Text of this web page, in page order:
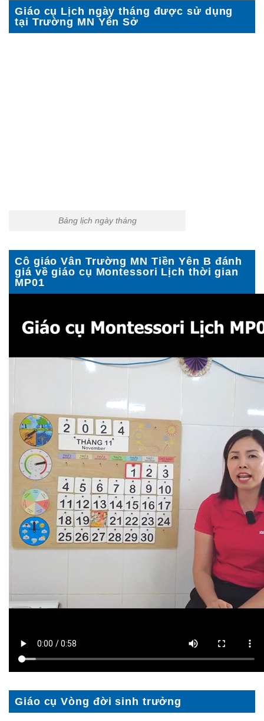
Giáo cụ Lịch ngày tháng được sử dụng
tại Trường MN Yên Sở
Bảng lịch ngày tháng
Cô giáo Vân Trường MN Tiền Yên B đánh
giá về giáo cụ Montessori Lịch thời gian
MP01
Giáo cụ Vòng đời sinh trưởng